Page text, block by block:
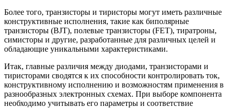
Более того, транзисторы и тиристоры могут иметь различные
конструктивные исполнения, такие как биполярные
транзисторы (BJT), полевые транзисторы (FET), тиратроны,
симисторы и другие, разработанные для различных целей и
обладающие уникальными характеристиками.
Итак, главные различия между диодами, транзисторами и
тиристорами сводятся к их способности контролировать ток,
конструктивному исполнению и возможностям применения в
разнообразных электронных схемах. При выборе компонента
необходимо учитывать его параметры и соответствие